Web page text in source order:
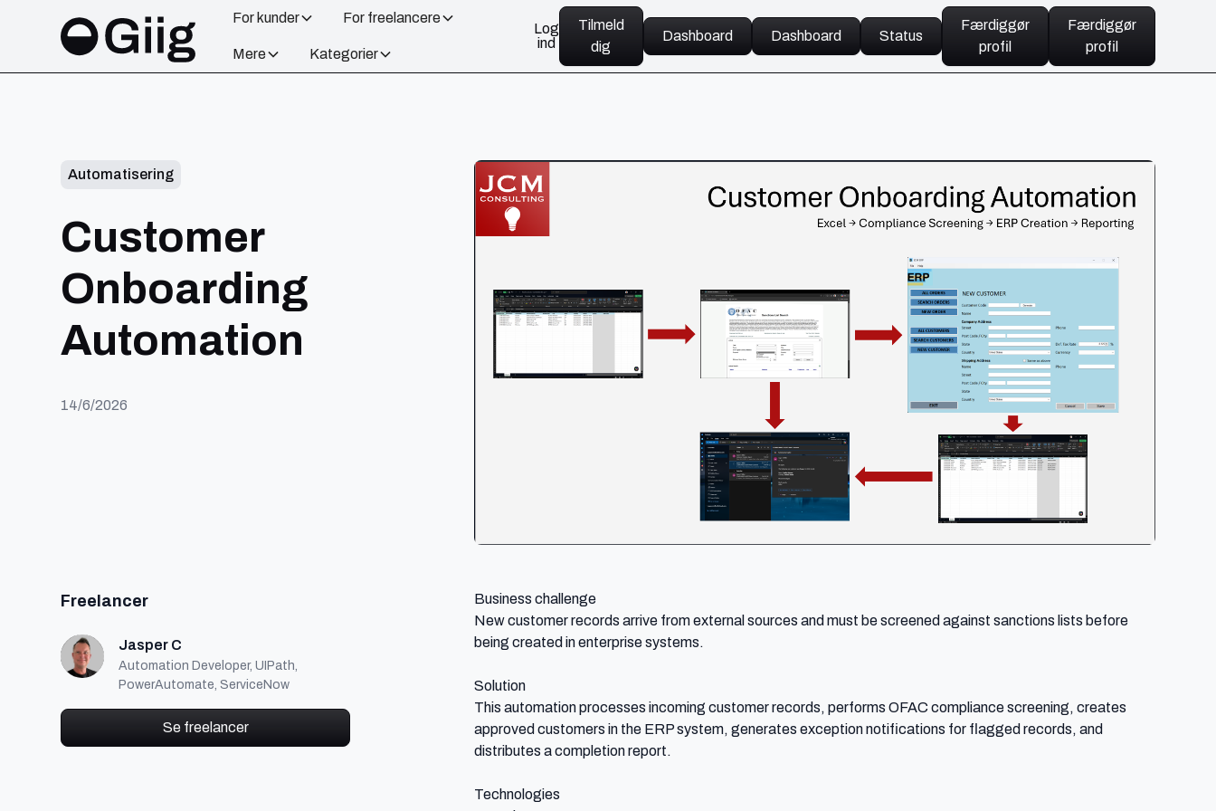
For kunder
For freelancere
Mere
Kategorier
Log
ind
Tilmeld
dig
Dashboard Dashboard Status
Færdiggør
profil
Færdiggør
profil
Automatisering
Customer
Onboarding
Automation
14/6/2026
Freelancer
Jasper C
Automation Developer, UIPath,
PowerAutomate, ServiceNow
Se freelancer
Business challenge
New customer records arrive from external sources and must be screened against sanctions lists before
being created in enterprise systems.
Solution
This automation processes incoming customer records, performs OFAC compliance screening, creates
approved customers in the ERP system, generates exception notifications for flagged records, and
distributes a completion report.
Technologies